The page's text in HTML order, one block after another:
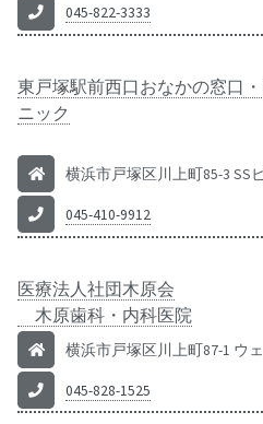
045-822-3333
東戸塚駅前西口おなかの窓口
ニック
横浜市戸塚区川上町85-3 SS
045-410-9912
医療法人社団木原会
木原歯科・内科医院
横浜市戸塚区川上町87-1 ウ
045-828-1525